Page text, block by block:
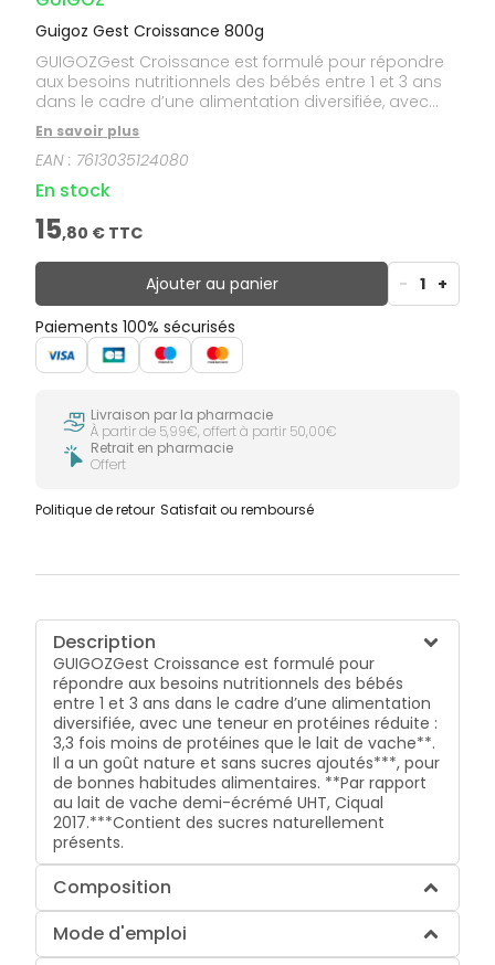
Guigoz Gest Croissance 800g
GUIGOZGest Croissance est formulé pour répondre
aux besoins nutritionnels des bébés entre 1 et 3 ans
dans le cadre d’une alimentation diversifiée, avec
une teneur en protéines réduite : 3,3 fois moins de
protéines que le lait de vache**. Il a un goût nature et
sans sucres ajoutés***, pour de bonnes habitudes
alimentaires. **Par rapport au lait de vache demi-
écrémé UHT, Ciqual 2017.***Contient des sucres
naturellement présents.
En savoir plus
EAN : 7613035124080
En stock
15,80 € TTC
Ajouter au panier - 1 +
Paiements 100% sécurisés
Livraison par la pharmacie
À partir de 5,99€, offert à partir 50,00€
Retrait en pharmacie
Offert
Politique de retour Satisfait ou remboursé
Description
GUIGOZGest Croissance est formulé pour
répondre aux besoins nutritionnels des bébés
entre 1 et 3 ans dans le cadre d’une alimentation
diversifiée, avec une teneur en protéines réduite :
3,3 fois moins de protéines que le lait de vache**.
Il a un goût nature et sans sucres ajoutés***, pour
de bonnes habitudes alimentaires. **Par rapport
au lait de vache demi-écrémé UHT, Ciqual
2017.***Contient des sucres naturellement
présents.
Composition
Mode d'emploi